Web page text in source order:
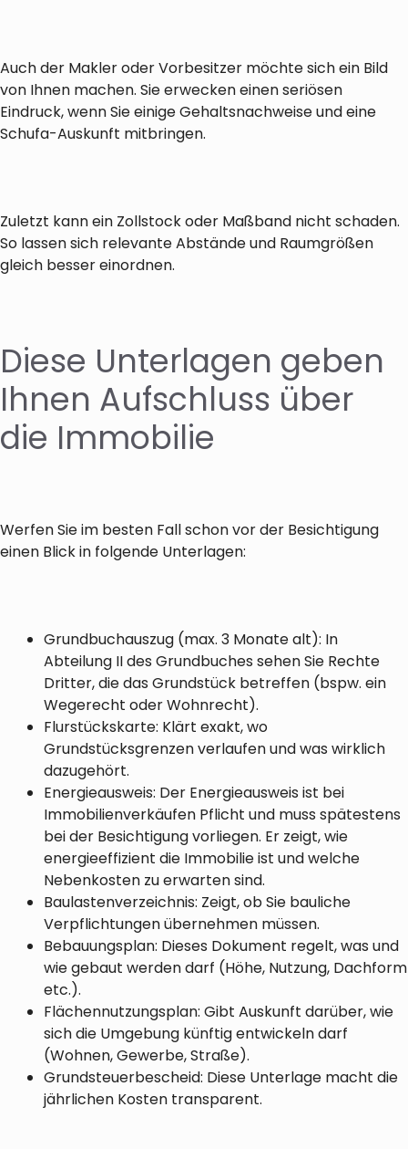
Auch der Makler oder Vorbesitzer möchte sich ein Bild
von Ihnen machen. Sie erwecken einen seriösen
Eindruck, wenn Sie einige Gehaltsnachweise und eine
Schufa-Auskunft mitbringen.
Zuletzt kann ein Zollstock oder Maßband nicht schaden.
So lassen sich relevante Abstände und Raumgrößen
gleich besser einordnen.
Diese Unterlagen geben
Ihnen Aufschluss über
die Immobilie
Werfen Sie im besten Fall schon vor der Besichtigung
einen Blick in folgende Unterlagen:
Grundbuchauszug (max. 3 Monate alt): In
Abteilung II des Grundbuches sehen Sie Rechte
Dritter, die das Grundstück betreffen (bspw. ein
Wegerecht oder Wohnrecht).
Flurstückskarte: Klärt exakt, wo
Grundstücksgrenzen verlaufen und was wirklich
dazugehört.
Energieausweis: Der Energieausweis ist bei
Immobilienverkäufen Pflicht und muss spätestens
bei der Besichtigung vorliegen. Er zeigt, wie
energieeffizient die Immobilie ist und welche
Nebenkosten zu erwarten sind.
Baulastenverzeichnis: Zeigt, ob Sie bauliche
Verpflichtungen übernehmen müssen.
Bebauungsplan: Dieses Dokument regelt, was und
wie gebaut werden darf (Höhe, Nutzung, Dachform
etc.).
Flächennutzungsplan: Gibt Auskunft darüber, wie
sich die Umgebung künftig entwickeln darf
(Wohnen, Gewerbe, Straße).
Grundsteuerbescheid: Diese Unterlage macht die
jährlichen Kosten transparent.